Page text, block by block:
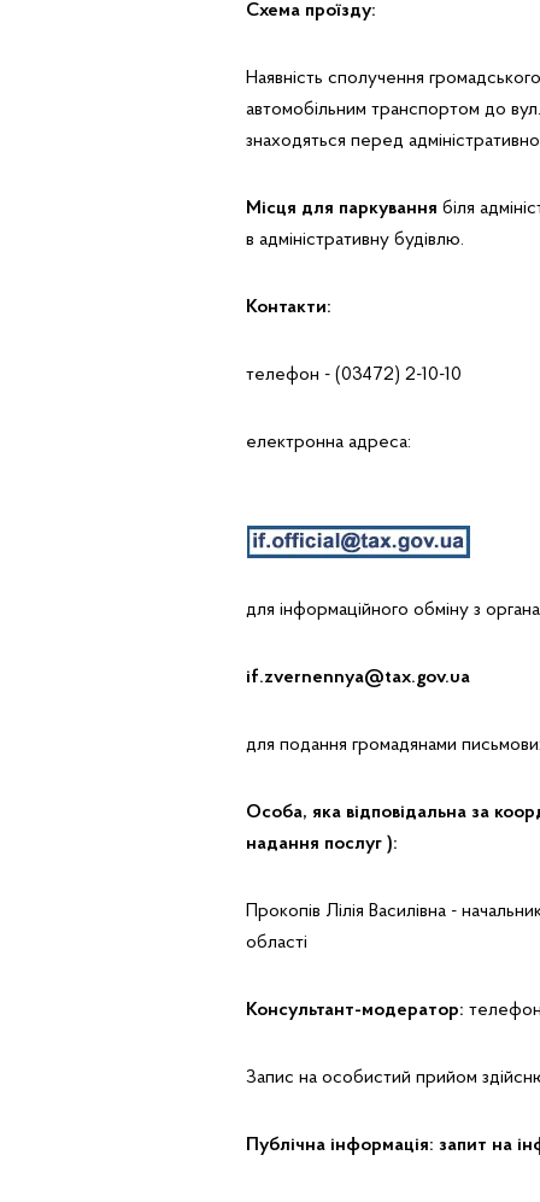
Схема проїзду:
Наявність сполучення
автомобільним транспортом до вул.
знаходяться перед
Місця для паркування біля
в адміністративну будівлю.
Контакти:
телефон - (03472) 2-10-10
електронна адреса:
для інформаційного обміну з
if.zvernennya@tax.gov.ua
для подання громадянами
Особа, яка відповідальна за
надання послуг ):
Прокопів Лілія Василівна -
області
Консультант-модератор:
Запис на особистий прийом
Публічна інформація: запит на